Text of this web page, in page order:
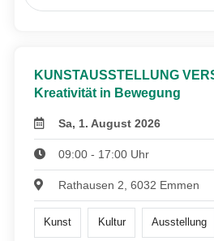
KUNSTAUSSTELLUNG
Kreativität in Bewegung
Sa, 1. August 2026
09:00 - 17:00 Uhr
Rathausen 2, 6032 Emmen
Kunst Kultur Ausstellung